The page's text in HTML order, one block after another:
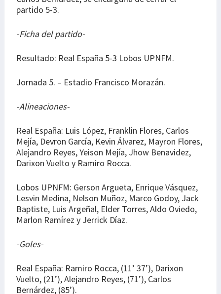
partido 5-3.
-Ficha del partido-
Resultado: Real España 5-3 Lobos UPNFM.
Jornada 5. – Estadio Francisco Morazán.
-Alineaciones-
Real España: Luis López, Franklin Flores, Carlos
Mejía, Devron García, Kevin Álvarez, Mayron Flores,
Alejandro Reyes, Yeison Mejía, Jhow Benavidez,
Darixon Vuelto y Ramiro Rocca.
Lobos UPNFM: Gerson Argueta, Enrique Vásquez,
Lesvin Medina, Nelson Muñoz, Marco Godoy, Jack
Baptiste, Luis Argeñal, Elder Torres, Aldo Oviedo,
Marlon Ramírez y Jerrick Díaz.
-Goles-
Real España: Ramiro Rocca, (11’ 37’), Darixon
Vuelto, (21’), Alejandro Reyes, (71’), Carlos
Bernárdez, (85’).